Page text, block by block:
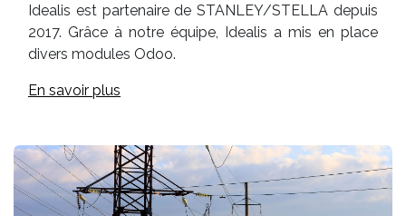
Idealis est partenaire de STANLEY/STELLA depuis
2017. Grâce à notre équipe, Idealis a mis en place
divers modules Odoo.
En savoir plus